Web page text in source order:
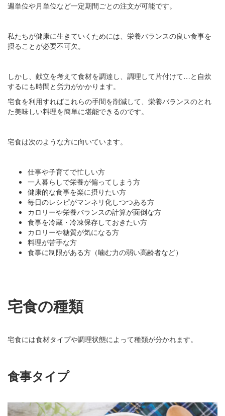
週単位や月単位など一定期間ごとの注文が可能です。
私たちが健康に生きていくためには、栄養バランスの良い食事を
摂ることが必要不可欠。
しかし、献立を考えて食材を調達し、調理して片付けて…と自炊
するにも時間と労力がかかります。
宅食を利用すればこれらの手間を削減して、栄養バランスのとれ
た美味しい料理を簡単に堪能できるのです。
宅食は次のような方に向いています。
仕事や子育てで忙しい方
一人暮らしで栄養が偏ってしまう方
健康的な食事を楽に摂りたい方
毎日のレシピがマンネリ化しつつある方
カロリーや栄養バランスの計算が面倒な方
食事を冷蔵・冷凍保存しておきたい方
カロリーや糖質が気になる方
料理が苦手な方
食事に制限がある方（噛む力の弱い高齢者など）
宅食の種類
宅食には食材タイプや調理状態によって種類が分かれます。
食事タイプ